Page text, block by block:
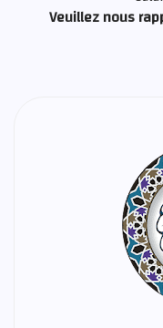
Veuillez nous